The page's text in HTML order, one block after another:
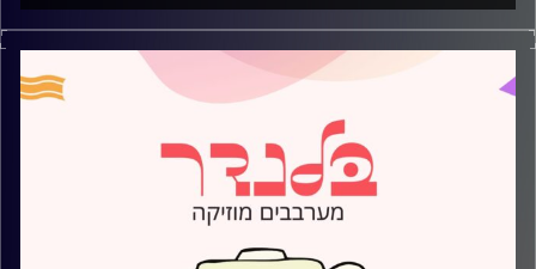
מוזיקה רגועה לפתוח איתה את הבוקר בהגשת מיה טוכמאיר
קרדיט תמונות:
AudioVersity